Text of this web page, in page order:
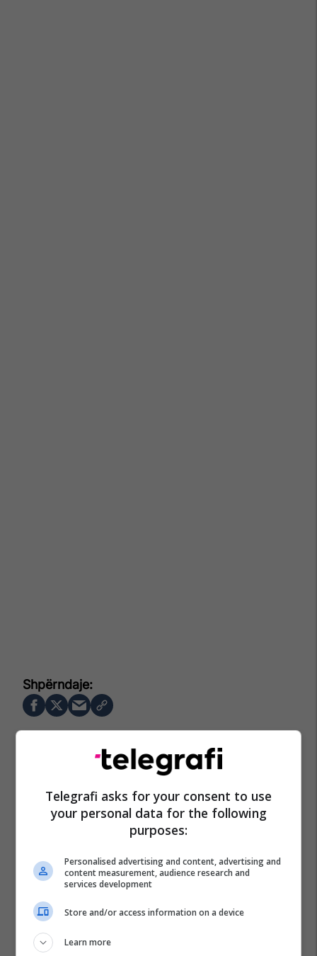
Telegrafi asks for your consent to use
your personal data for the following
purposes:
Personalised advertising and content, advertising and
content measurement, audience research and
services development
Store and/or access information on a device
Learn more